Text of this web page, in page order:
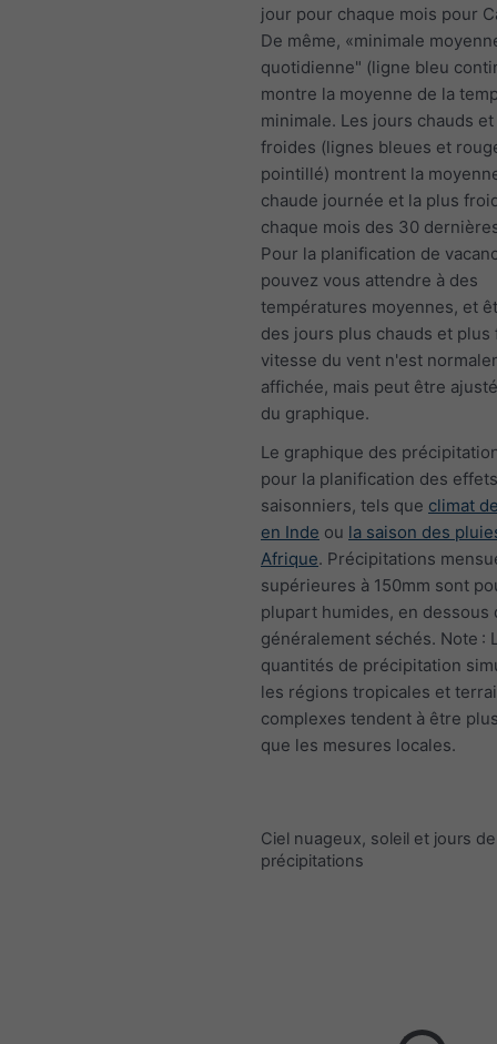
jour pour chaque mois pour
De même, «minimale
quotidienne" (ligne bleu
montre la moyenne de la
minimale. Les jours chauds
froides (lignes bleues et
pointillé) montrent la
chaude journée et la plus
chaque mois des 30
Pour la planification de
pouvez vous attendre à des
températures moyennes, et
des jours plus chauds et plus
vitesse du vent n'est
affichée, mais peut être
du graphique.
Le graphique des
pour la planification des effets
saisonniers, tels que climat
en Inde ou la saison des
Afrique. Précipitations
supérieures à 150mm sont
plupart humides, en dessous
généralement séchés. Note :
quantités de précipitation
les régions tropicales et
complexes tendent à être
que les mesures locales.
Ciel nuageux, soleil et jours de
précipitations